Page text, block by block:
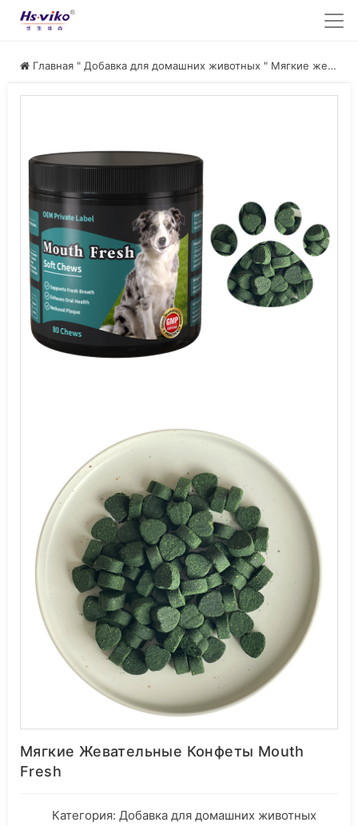
Главная " Добавка для домашних животных " Мягкие жевательные конфеты Mouth Fresh
Мягкие Жевательные Конфеты Mouth
Fresh
Категория: Добавка для домашних животных